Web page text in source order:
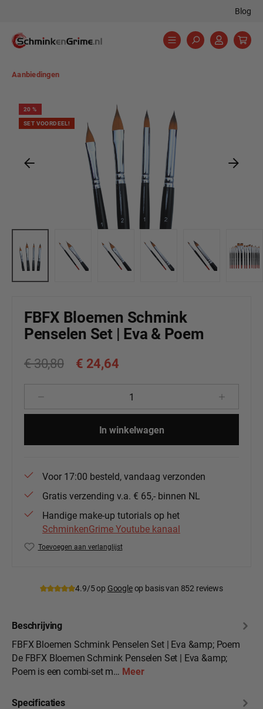
Blog
Aanbiedingen
Afbeeldingengalerij overslaan
20%
SET VOORDEEL!
FBFX Bloemen Schmink
Penselen Set | Eva & Poem
€ 24,64
€ 30,80
Producthoeveelheid: Voer de
In winkelwagen
Voor 17:00 besteld, vandaag verzonden
Gratis verzending v.a. € 65,- binnen NL
Handige make-up tutorials op het
SchminkenGrime Youtube kanaal
Toevoegen aan verlanglijst
4.9/5 op Googleop basis van 852 reviews
Beschrijving
FBFX Bloemen Schmink Penselen Set | Eva &amp; Poem
De FBFX Bloemen Schmink Penselen Set | Eva &amp;
Poem is een combi-set m… Meer
Specificaties